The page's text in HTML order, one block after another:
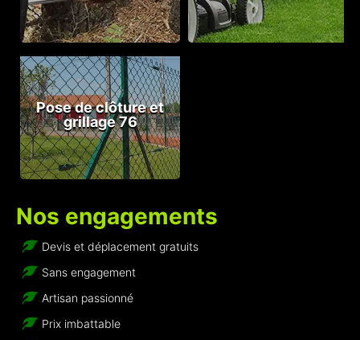
Pose de clôture et
grillage 76
Nos engagements
Devis et déplacement gratuits
Sans engagement
Artisan passionné
Prix imbattable